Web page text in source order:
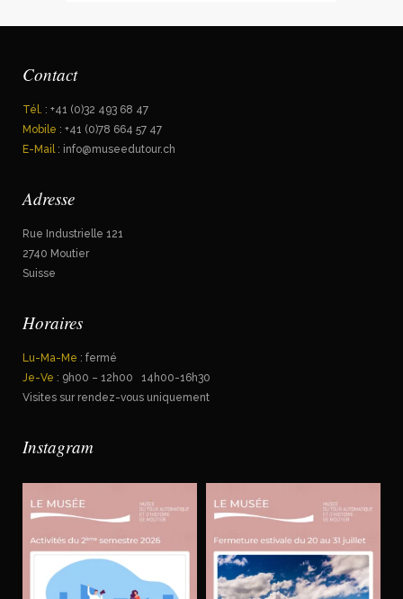
Contact
Tél.
: +41 (0)32 493 68 47
Mobile : +41 (0)78 664 57 47
E-Mail : info@museedutour.ch
Adresse
Rue Industrielle 121
2740 Moutier
Suisse
Horaires
Lu-Ma-Me : fermé
Je-Ve : 9h00 – 12h00 14h00-16h30
Visites sur rendez-vous uniquement
Instagram